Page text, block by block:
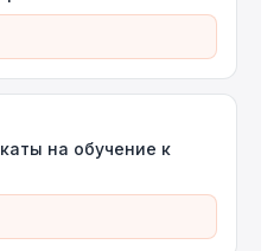
на обучение к